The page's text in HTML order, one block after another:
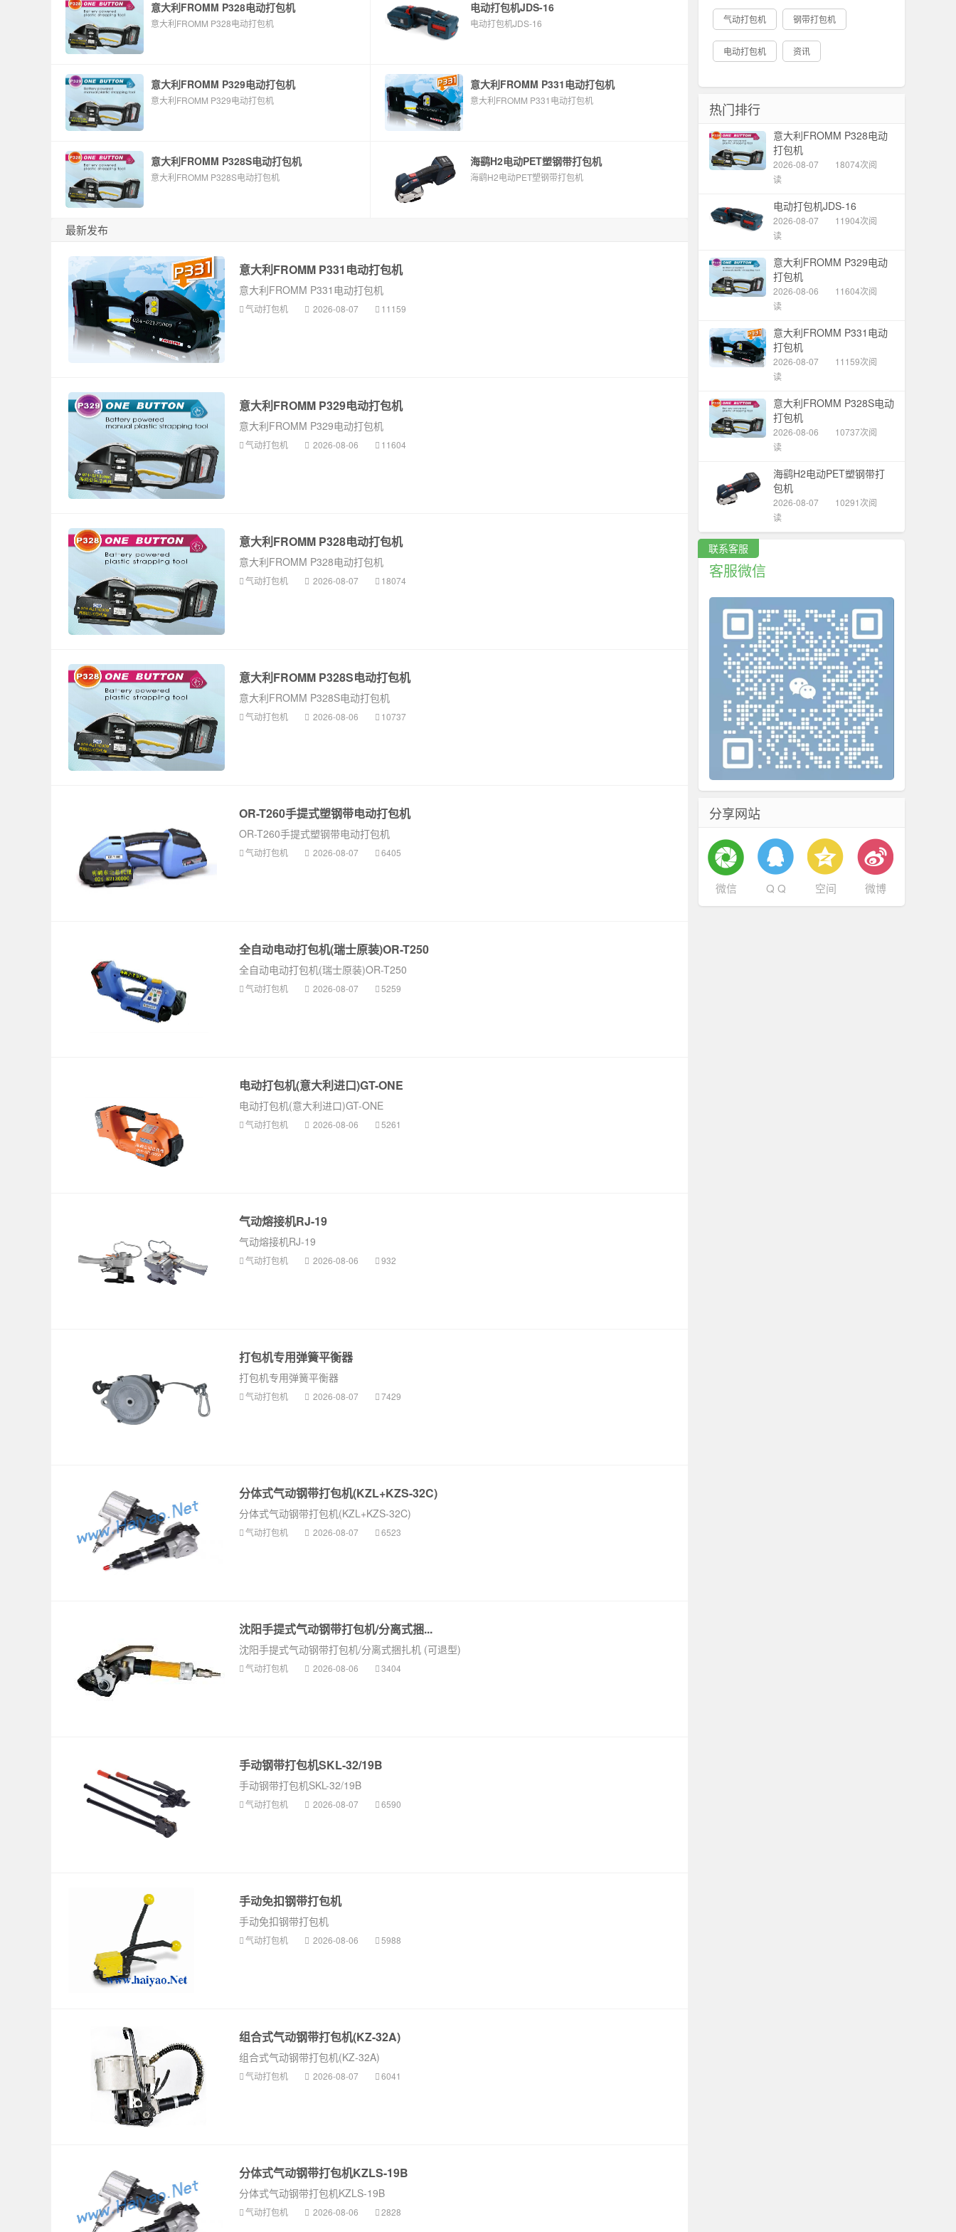
意大利FROMM P328电动打包机
意大利FROMM P328电动打包机
电动打包机JDS-16
电动打包机JDS-16
意大利FROMM P329电动打包机
意大利FROMM P329电动打包机
意大利FROMM P331电动打包机
意大利FROMM P331电动打包机
意大利FROMM P328S电动打包机
意大利FROMM P328S电动打包机
海鹞H2电动PET塑钢带打包机
海鹞H2电动PET塑钢带打包机
最新发布
意大利FROMM P331电动打包机
意大利FROMM P331电动打包机
气动打包机 2026-08-07 11159
意大利FROMM P329电动打包机
意大利FROMM P329电动打包机
气动打包机 2026-08-06 11604
意大利FROMM P328电动打包机
意大利FROMM P328电动打包机
气动打包机 2026-08-07 18074
意大利FROMM P328S电动打包机
意大利FROMM P328S电动打包机
气动打包机 2026-08-06 10737
OR-T260手提式塑钢带电动打包机
OR-T260手提式塑钢带电动打包机
气动打包机 2026-08-07 6405
全自动电动打包机(瑞士原装)OR-T250
全自动电动打包机(瑞士原装)OR-T250
气动打包机 2026-08-07 5259
电动打包机(意大利进口)GT-ONE
电动打包机(意大利进口)GT-ONE
气动打包机 2026-08-06 5261
气动熔接机RJ-19
气动熔接机RJ-19
气动打包机 2026-08-06 932
打包机专用弹簧平衡器
打包机专用弹簧平衡器
气动打包机 2026-08-07 7429
分体式气动钢带打包机(KZL+KZS-32C)
分体式气动钢带打包机(KZL+KZS-32C)
气动打包机 2026-08-07 6523
沈阳手提式气动钢带打包机/分离式捆...
沈阳手提式气动钢带打包机/分离式捆扎机 (可退型)
气动打包机 2026-08-06 3404
手动钢带打包机SKL-32/19B
手动钢带打包机SKL-32/19B
气动打包机 2026-08-07 6590
手动免扣钢带打包机
手动免扣钢带打包机
气动打包机 2026-08-06 5988
组合式气动钢带打包机(KZ-32A)
组合式气动钢带打包机(KZ-32A)
气动打包机 2026-08-07 6041
分体式气动钢带打包机KZLS-19B
分体式气动钢带打包机KZLS-19B
气动打包机 2026-08-06 2828
气动打包机 钢带打包机
电动打包机 资讯
热门排行
意大利FROMM P328电动
打包机
2026-08-07
18074次阅
读
电动打包机JDS-16
2026-08-07
11904次阅
读
意大利FROMM P329电动
打包机
2026-08-06
11604次阅
读
意大利FROMM P331电动
打包机
2026-08-07
11159次阅
读
意大利FROMM P328S电动
打包机
2026-08-06
10737次阅
读
海鹞H2电动PET塑钢带打
包机
2026-08-07
10291次阅
读
联系客服
客服微信
分享网站
微信 Q Q 空间 微博